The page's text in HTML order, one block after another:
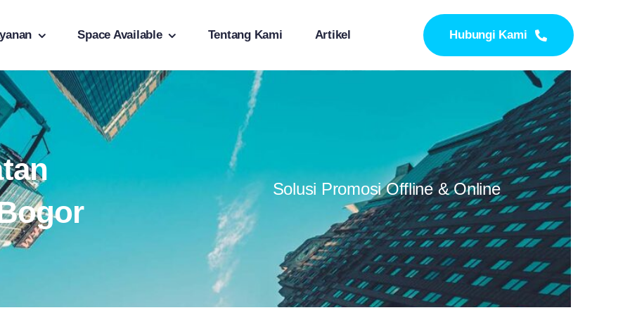
Space Available Tentang Kami Artikel Hubungi Kami
Solusi Promosi Offline & Online